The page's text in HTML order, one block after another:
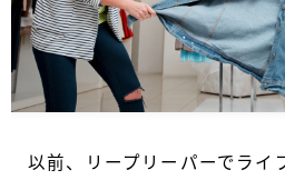
BlueMeme
以前、リープリーパーでライ